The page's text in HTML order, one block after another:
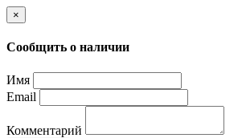
×
Сообщить о наличии
Имя
Email
Комментарий